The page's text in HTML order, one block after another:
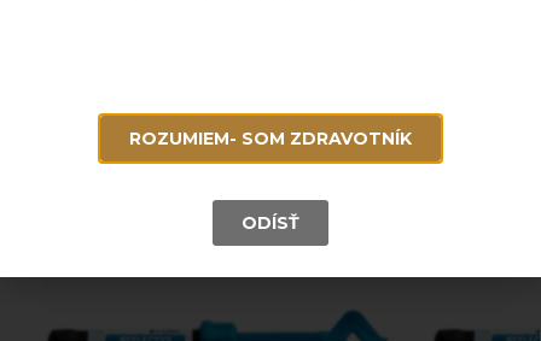
ROZUMIEM- SOM ZDRAVOTNÍK
ODÍSŤ